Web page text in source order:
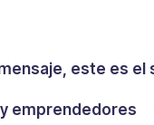
este es el
emprendedores